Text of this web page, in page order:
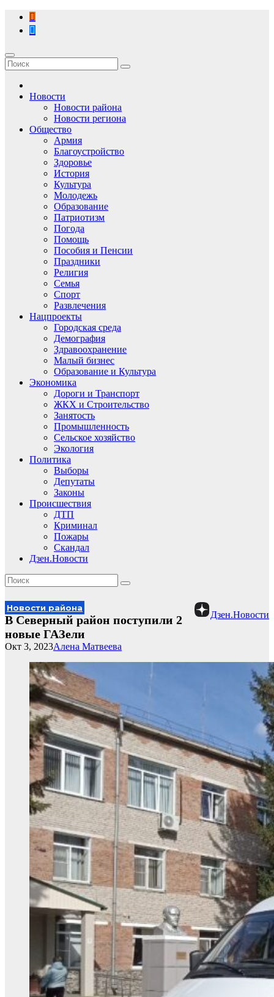
Перейти
содержимому
Новости
Новости района
Новости региона
Общество
Армия
Благоустройство
Здоровье
История
Культура
Молодежь
Образование
Патриотизм
Погода
Помощь
Пособия и Пенсии
Праздники
Религия
Семья
Спорт
Развлечения
Нацпроекты
Городская среда
Демография
Здравоохранение
Малый бизнес
Образование и Культура
Экономика
Дороги и Транспорт
ЖКХ и Строительство
Занятость
Промышленность
Сельское хозяйство
Экология
Политика
Выборы
Депутаты
Законы
Происшествия
ДТП
Криминал
Пожары
Скандал
Дзен.Новости
Дзен.Новости
Новости района
В Северный район поступили 2
новые ГАЗели
Алена Матвеева
Окт 3, 2023